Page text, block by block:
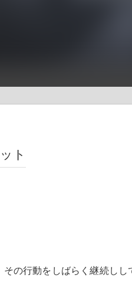
ト
の行動をしばらく継続しし